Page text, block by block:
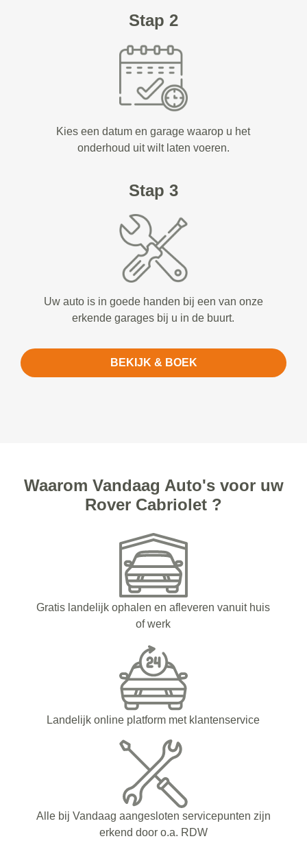
Stap 2
Kies een datum en garage waarop u het
onderhoud uit wilt laten voeren.
Stap 3
Uw auto is in goede handen bij een van onze
erkende garages bij u in de buurt.
BEKIJK & BOEK
Waarom Vandaag Auto's voor uw
Rover Cabriolet ?
Gratis landelijk ophalen en afleveren vanuit huis
of werk
Landelijk online platform met klantenservice
Alle bij Vandaag aangesloten servicepunten zijn
erkend door o.a. RDW